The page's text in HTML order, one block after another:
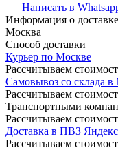
Написать в
Информация о доставке
Москва
Способ доставки
Курьер по Москве
Рассчитываем
Самовывоз со склада в
Рассчитываем
Транспортными
Рассчитываем
Доставка в ПВЗ Яндекс
Рассчитываем